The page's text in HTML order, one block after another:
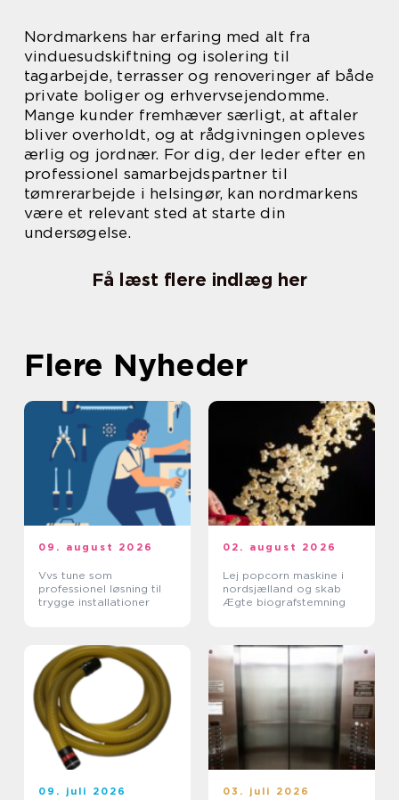
Nordmarkens har erfaring med alt fra
vinduesudskiftning og isolering til
tagarbejde, terrasser og renoveringer af både
private boliger og erhvervsejendomme.
Mange kunder fremhæver særligt, at aftaler
bliver overholdt, og at rådgivningen opleves
ærlig og jordnær. For dig, der leder efter en
professionel samarbejdspartner til
tømrerarbejde i helsingør, kan nordmarkens
være et relevant sted at starte din
undersøgelse.
Få læst flere indlæg her
Flere Nyheder
09. august 2026
Vvs tune som
professionel løsning til
trygge installationer
02. august 2026
Lej popcorn maskine i
nordsjælland og skab
Ægte biografstemning
09. juli 2026 03. juli 2026